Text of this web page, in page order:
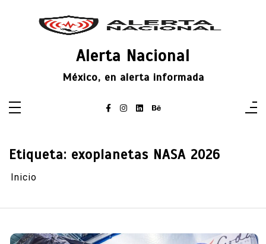
Alerta Nacional
México, en alerta informada
Etiqueta: exoplanetas NASA 2026
Inicio